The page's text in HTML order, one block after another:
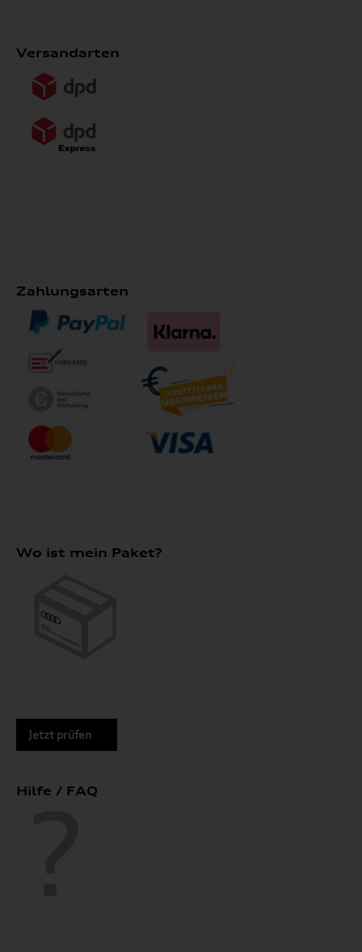
Versandarten
Zahlungsarten
Wo ist mein Paket?
Jetzt prüfen
Hilfe / FAQ